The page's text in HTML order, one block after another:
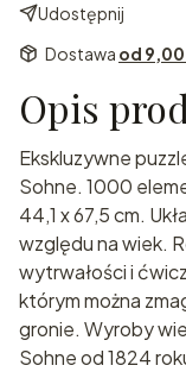
Udostępnij
Dostawa od 9,00
Opis
Ekskluzywne
Sohne. 1000
44,1 x 67,5 cm.
względu na wiek.
wytrwałości i
którym można
gronie. Wyroby
Sohne od 1824